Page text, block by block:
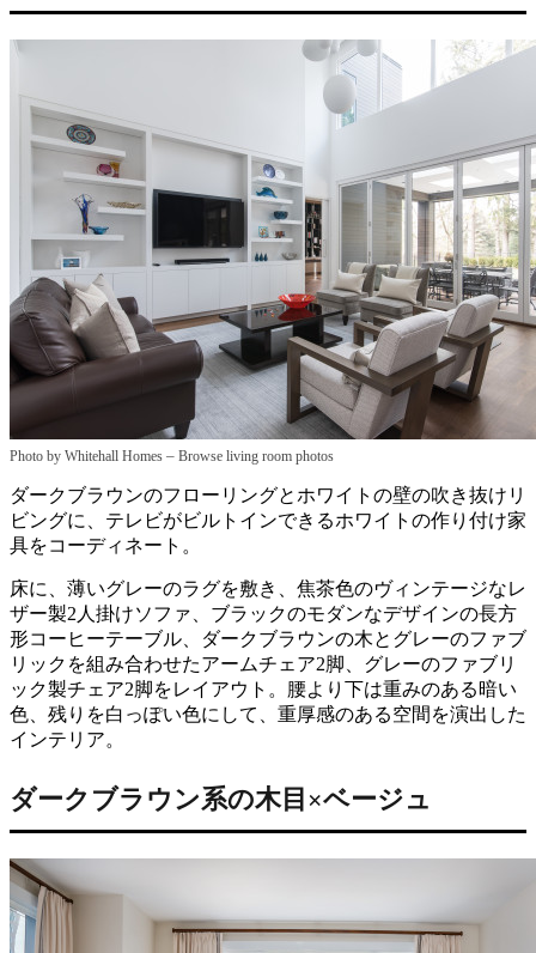
Photo by Whitehall Homes – Browse living room photos
ダークブラウンのフローリングとホワイトの壁の吹き抜けリ
ビングに、テレビがビルトインできるホワイトの作り付け家
具をコーディネート。
床に、薄いグレーのラグを敷き、焦茶色のヴィンテージなレ
ザー製2人掛けソファ、ブラックのモダンなデザインの長方
形コーヒーテーブル、ダークブラウンの木とグレーのファブ
リックを組み合わせたアームチェア2脚、グレーのファブリ
ック製チェア2脚をレイアウト。腰より下は重みのある暗い
色、残りを白っぽい色にして、重厚感のある空間を演出した
インテリア。
ダークブラウン系の木目×ベージュ